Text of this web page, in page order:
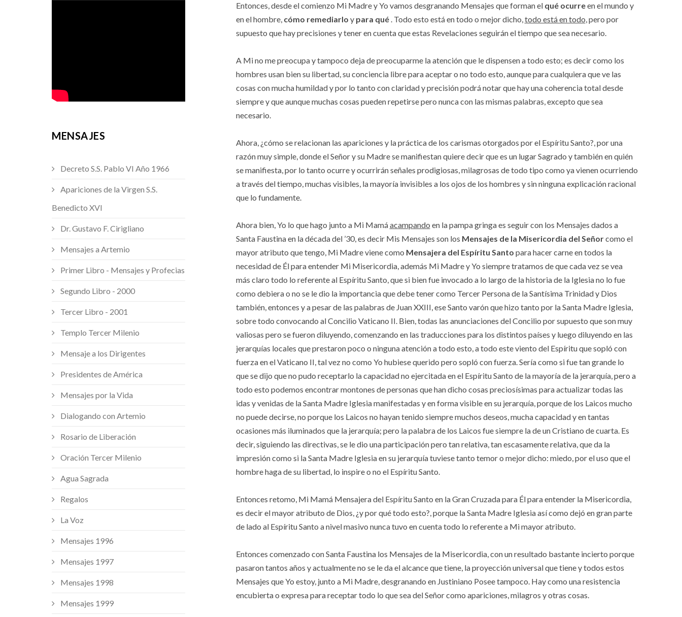
MENSAJES
Decreto S.S. Pablo VI Año 1966
Apariciones de la Virgen S.S.
Benedicto XVI
Dr. Gustavo F. Cirigliano
Mensajes a Artemio
Primer Libro - Mensajes y Profecias
Segundo Libro - 2000
Tercer Libro - 2001
Templo Tercer Milenio
Mensaje a los Dirigentes
Presidentes de América
Mensajes por la Vida
Dialogando con Artemio
Rosario de Liberación
Oración Tercer Milenio
Agua Sagrada
Regalos
La Voz
Mensajes 1996
Mensajes 1997
Mensajes 1998
Mensajes 1999
Entonces, desde el comienzo Mi Madre y Yo vamos desgranando Mensajes que forman el qué ocurreen el mundo y
en el hombre, cómo remediarlo y para qué. Todo esto está en todo o mejor dicho,todo está en todo, pero por
supuesto que hay precisiones y tener en cuenta que estas Revelaciones seguirán el tiempo que sea necesario.
A Mi no me preocupa y tampoco deja de preocuparme la atención que le dispensen a todo esto; es decir como los
hombres usan bien su libertad, su conciencia libre para aceptar o no todo esto, aunque para cualquiera que ve las
cosas con mucha humildad y por lo tanto con claridad y precisión podrá notar que hay una coherencia total desde
siempre y que aunque muchas cosas pueden repetirse pero nunca con las mismas palabras, excepto que sea
necesario.
Ahora, ¿cómo se relacionan las apariciones y la práctica de los carismas otorgados por el Espíritu Santo?, por una
razón muy simple, donde el Señor y su Madre se manifiestan quiere decir que es un lugar Sagrado y también en quién
se manifiesta, por lo tanto ocurre y ocurrirán señales prodigiosas, milagrosas de todo tipo como ya vienen ocurriendo
a través del tiempo, muchas visibles, la mayoría invisibles a los ojos de los hombres y sin ninguna explicación racional
que lo fundamente.
Ahora bien, Yo lo que hago junto a Mi Mamáacampando en la pampa gringa es seguir con los Mensajes dados a
Santa Faustina en la década del ’30, es decir Mis Mensajes son los Mensajes de la Misericordia del Señorcomo el
mayor atributo que tengo, Mi Madre viene como Mensajera del Espíritu Santo para hacer carne en todos la
necesidad de Él para entender Mi Misericordia, además Mi Madre y Yo siempre tratamos de que cada vez se vea
más claro todo lo referente al Espíritu Santo, que si bien fue invocado a lo largo de la historia de la Iglesia no lo fue
como debiera o no se le dio la importancia que debe tener como Tercer Persona de la Santísima Trinidad y Dios
también, entonces y a pesar de las palabras de Juan XXIII, ese Santo varón que hizo tanto por la Santa Madre Iglesia,
sobre todo convocando al Concilio Vaticano II. Bien, todas las anunciaciones del Concilio por supuesto que son muy
valiosas pero se fueron diluyendo, comenzando en las traducciones para los distintos países y luego diluyendo en las
jerarquías locales que prestaron poco o ninguna atención a todo esto, a todo este viento del Espíritu que sopló con
fuerza en el Vaticano II, tal vez no como Yo hubiese querido pero sopló con fuerza. Sería como si fue tan grande lo
que se dijo que no pudo receptarlo la capacidad no ejercitada en el Espíritu Santo de la mayoría de la jerarquía, pero a
todo esto podemos encontrar montones de personas que han dicho cosas preciosísimas para actualizar todas las
idas y venidas de la Santa Madre Iglesia manifestadas y en forma visible en su jerarquía, porque de los Laicos mucho
no puede decirse, no porque los Laicos no hayan tenido siempre muchos deseos, mucha capacidad y en tantas
ocasiones más iluminados que la jerarquía; pero la palabra de los Laicos fue siempre la de un Cristiano de cuarta. Es
decir, siguiendo las directivas, se le dio una participación pero tan relativa, tan escasamente relativa, que da la
impresión como si la Santa Madre Iglesia en su jerarquía tuviese tanto temor o mejor dicho: miedo, por el uso que el
hombre haga de su libertad, lo inspire o no el Espíritu Santo.
Entonces retomo, Mi Mamá Mensajera del Espíritu Santo en la Gran Cruzada para Él para entender la Misericordia,
es decir el mayor atributo de Dios, ¿y por qué todo esto?, porque la Santa Madre Iglesia así como dejó en gran parte
de lado al Espíritu Santo a nivel masivo nunca tuvo en cuenta todo lo referente a Mi mayor atributo.
Entonces comenzado con Santa Faustina los Mensajes de la Misericordia, con un resultado bastante incierto porque
pasaron tantos años y actualmente no se le da el alcance que tiene, la proyección universal que tiene y todos estos
Mensajes que Yo estoy, junto a Mi Madre, desgranando en Justiniano Posee tampoco. Hay como una resistencia
encubierta o expresa para receptar todo lo que sea del Señor como apariciones, milagros y otras cosas.